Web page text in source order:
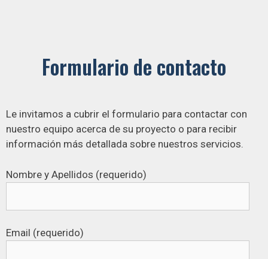
Formulario de contacto
Le invitamos a cubrir el formulario para contactar con
nuestro equipo acerca de su proyecto o para recibir
información más detallada sobre nuestros servicios.
Nombre y Apellidos (requerido)
Email (requerido)